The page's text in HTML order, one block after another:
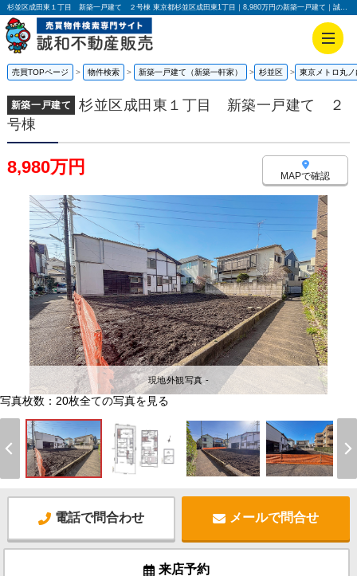
杉並区成田東１丁目 新築一戸建て ２号棟 東京都杉並区成田東1丁目｜8,980万円の新築一戸建て｜誠和不動産販売株式会社
売買TOPページ 物件検索 新築一戸建て（新築一軒家） 杉並区 東京メトロ丸ノ
新築一戸建て
杉並区成田東１丁目 新築一戸建て ２
号棟
8,980万円 MAPで確認
現地外観写真 -
写真枚数：20枚全ての写真を見る
電話で問合わせ メールで問合せ
来店予約